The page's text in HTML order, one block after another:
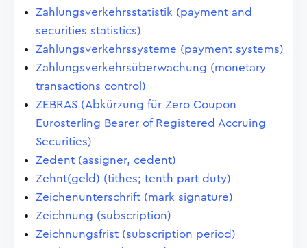
Zahlungsverkehrsstatistik (payment and
securities statistics)
Zahlungsverkehrssysteme (payment systems)
Zahlungsverkehrsüberwachung (monetary
transactions control)
ZEBRAS (Abkürzung für Zero Coupon
Eurosterling Bearer of Registered Accruing
Securities)
Zedent (assigner, cedent)
Zehnt(geld) (tithes; tenth part duty)
Zeichenunterschrift (mark signature)
Zeichnung (subscription)
Zeichnungsfrist (subscription period)